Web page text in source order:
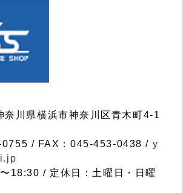
川県横浜市神奈川区青木町4-1
/ FAX：045-453-0438 / y
18:30 / 定休日：土曜日・日曜